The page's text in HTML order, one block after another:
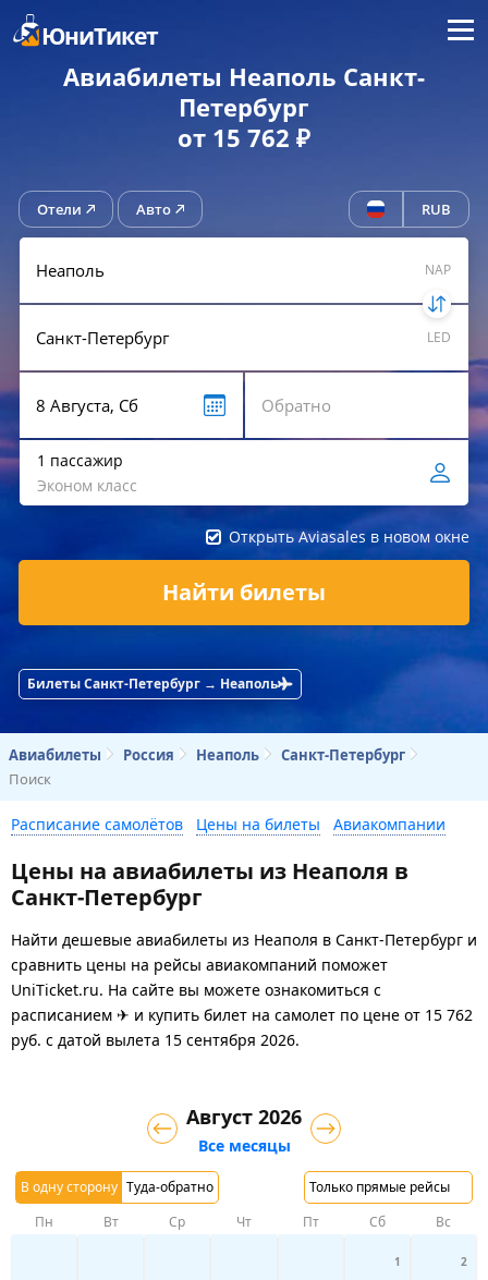
ЮниТикет Меню
Авиабилеты Неаполь Санкт-
Петербург
от 15 762 ₽
Отели Авто RUB
NAP
LED
1 пассажир
Эконом класс
Открыть Aviasales в новом окне
Найти билеты
Билеты Санкт-Петербург → Неаполь
Авиабилеты Россия Неаполь
Санкт-Петербург
Поиск
Расписание самолётов Цены на билеты Авиакомпании
Цены на авиабилеты из Неаполя в
Санкт-Петербург
Найти дешевые авиабилеты из Неаполя в Санкт-Петербург и
сравнить цены на рейсы авиакомпаний поможет
UniTicket.ru. На сайте вы можете ознакомиться с
расписанием ✈ и купить билет на самолет по цене от 15 762
руб. с датой вылета 15 сентября 2026.
В одну сторону Туда-обратно Только прямые рейсы
Август 2026
Все месяцы
Пн Вт Ср Чт Пт Сб Вс
1 2